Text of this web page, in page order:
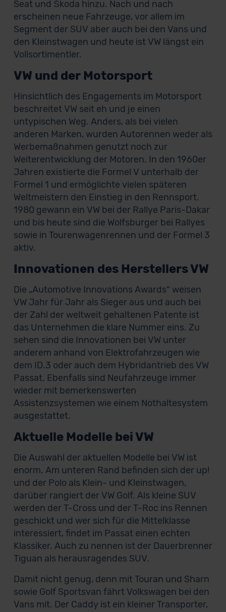
Seat und Škoda hinzu. Nach und nach
erscheinen neue Fahrzeuge, vor allem im
Segment der SUV aber auch bei den Vans und
den Kleinstwagen und heute ist VW längst ein
Vollsortimentler.
VW und der Motorsport
Hinsichtlich des Engagements im Motorsport
beschreitet VW seit eh und je einen
untypischen Weg. Anders, als bei vielen
anderen Marken, wurden Autorennen weder als
Werbemaßnahmen genutzt noch zur
Weiterentwicklung der Motoren. In den 1960er
Jahren existierte die Formel V unterhalb der
Formel 1 und ermöglichte vielen späteren
Weltmeistern den Einstieg in den Rennsport.
1980 gewann ein VW bei der Rallye Paris-Dakar
und bis heute sind die Wolfsburger bei Rallyes
sowie in Tourenwagenrennen und der Formel 3
aktiv.
Innovationen des Herstellers VW
Die „Automotive Innovations Awards“ weisen
VW Jahr für Jahr als Sieger aus und auch bei
der Zahl der weltweit gehaltenen Patente ist
das Unternehmen die klare Nummer eins. Zu
sehen sind die Innovationen bei VW unter
anderem anhand von Elektrofahrzeugen wie
dem ID.3 oder auch dem Hybridantrieb des VW
Passat. Ebenfalls sind Neufahrzeuge immer
wieder mit bemerkenswerten
Assistenzsystemen wie einem Nothaltesystem
ausgestattet.
Aktuelle Modelle bei VW
Die Auswahl der aktuellen Modelle bei VW ist
enorm. Am unteren Rand befinden sich der up!
und der Polo als Klein- und Kleinstwagen,
darüber rangiert der VW Golf. Als kleine SUV
werden der T-Cross und der T-Roc ins Rennen
geschickt und wer sich für die Mittelklasse
interessiert, findet im Passat einen echten
Klassiker. Auch zu nennen ist der Dauerbrenner
Tiguan als herausragendes SUV.
Damit nicht genug, denn mit Touran und Sharn
sowie Golf Sportsvan fährt Volkswagen bei den
Vans mit. Der Caddy ist ein kleiner Transporter,